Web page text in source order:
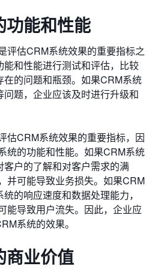
功能和性能
评估CRM系统效果的重要指标之
和性能进行测试和评估，比较
的问题和瓶颈。如果CRM系统
题，企业应该及时进行升级和
估CRM系统效果的重要指标，因
统的功能和性能。如果CRM系统
户的了解和对客户需求的满
并可能导致业务损失。如果CRM
的响应速度和数据处理能力，
能导致用户流失。因此，企业应
系统的效果。
商业价值